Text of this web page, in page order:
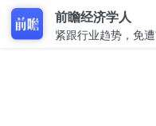
前瞻经济学人
紧跟行业趋势，免